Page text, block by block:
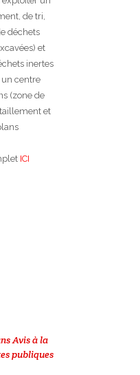
de tri,
déchets
et
inertes
un centre
(zone de
et
ICI
Avis à la
publiques